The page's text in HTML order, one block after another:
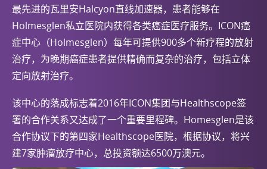
最先进的瓦里安Halcyon直线加速器，患者能够在
Holmesglen私立医院内获得各类癌症医疗服务。ICON癌
症中心（Holmesglen）每年可提供900多个新疗程的放射
治疗，为晚期癌症患者提供精确而复杂的治疗，包括立体
定向放射治疗。
该中心的落成标志着2016年ICON集团与Healthscope签
署的合作关系又达成了一个重要里程碑。Homesglen是该
合作协议下的第四家Healthscope医院，根据协议，将兴
建7家肿瘤放疗中心，总投资额达6500万澳元。